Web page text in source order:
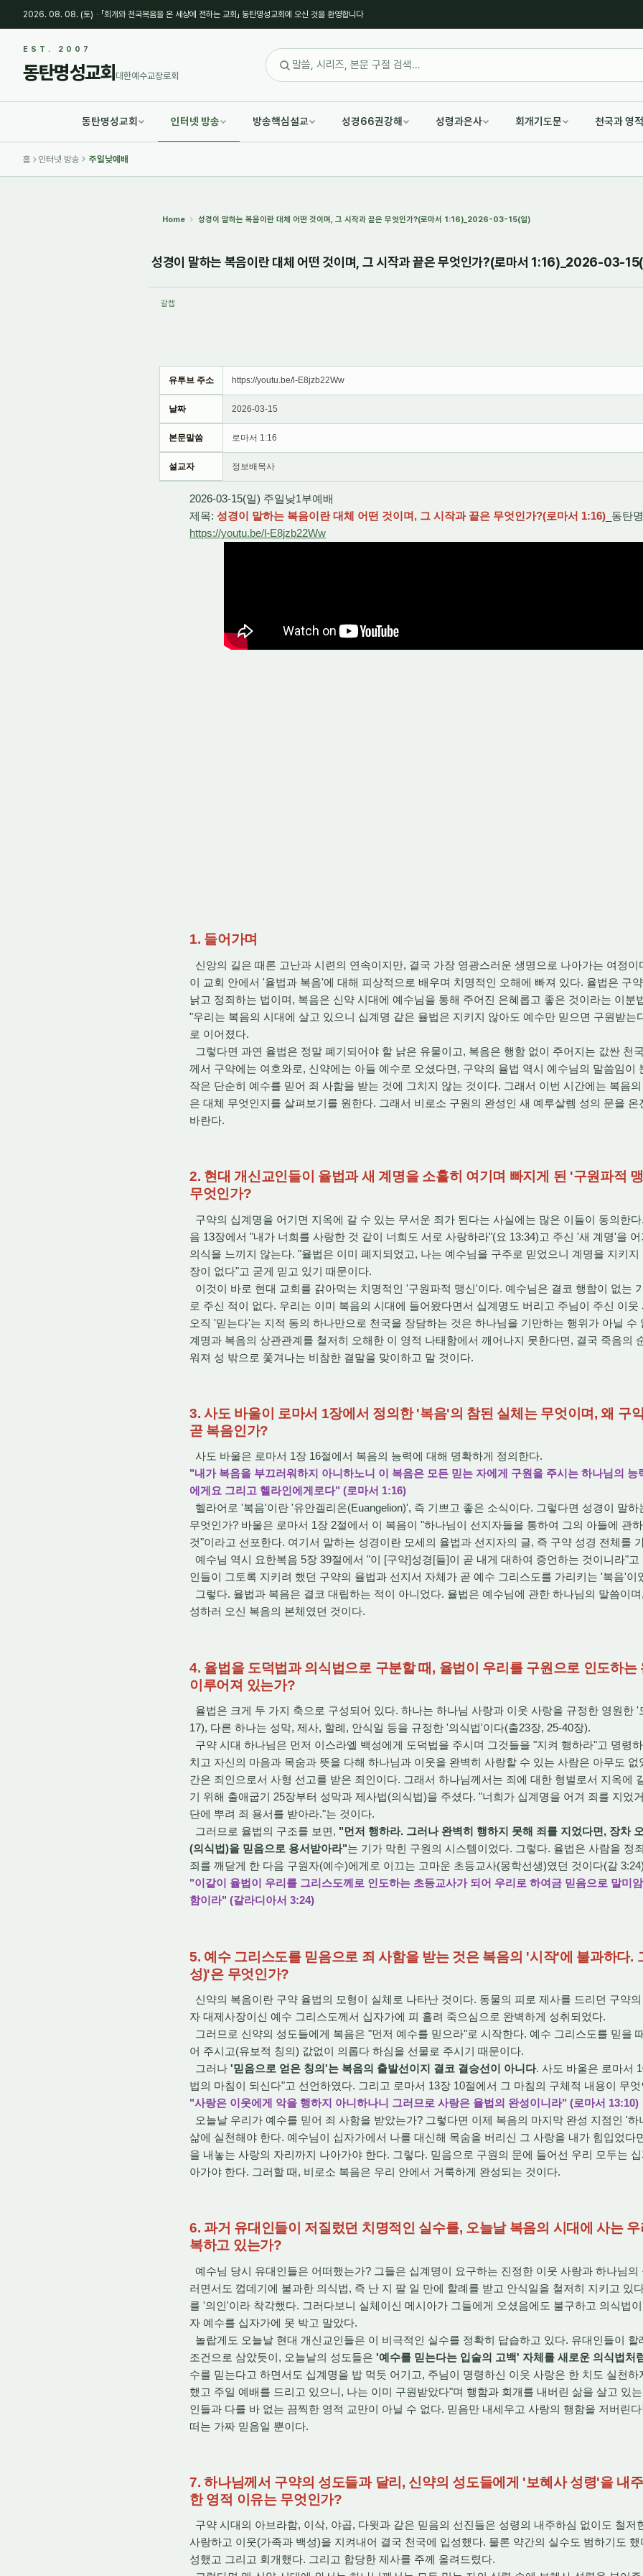
2026. 08. 08. (토) · 「회개와 천국복음을 온 세상에 전하는 교회」 동탄명성교회에 오신 것을 환영합니다
EST. 2007
동탄명성교회 대한예수교장로회
동탄명성교회 인터넷 방송 방송핵심설교 성경66권강해 성령과은사 회개기도문 천국과 영
홈 인터넷 방송 주일낮예배
Home 성경이 말하는 복음이란 대체 어떤 것이며, 그 시작과 끝은 무엇인가?(로마서 1:16)_2026-03-15(일)
성경이 말하는 복음이란 대체 어떤 것이며, 그 시작과 끝은 무엇인가?(로마서 1:16)_2026-03-
갈렙
유투브 주소 https://youtu.be/l-E8jzb22Ww
날짜 2026-03-15
본문말씀 로마서 1:16
설교자 정보배목사
2026-03-15(일) 주일낮1부예배
제목: 성경이 말하는 복음이란 대체 어떤 것이며, 그 시작과 끝은 무엇인가?(로마서 1:16) _동탄
https://youtu.be/l-E8jzb22Ww
1. 들어가며
신앙의 길은 때론 고난과 시련의 연속이지만, 결국 가장 영광스러운 생명으로 나아가는 여정이
이 교회 안에서 '율법과 복음'에 대해 피상적으로 배우며 치명적인 오해에 빠져 있다. 율법은 구
낡고 정죄하는 법이며, 복음은 신약 시대에 예수님을 통해 주어진 은혜롭고 좋은 것이라는 이분
"우리는 복음의 시대에 살고 있으니 십계명 같은 율법은 지키지 않아도 예수만 믿으면 구원받는
로 이어졌다.
그렇다면 과연 율법은 정말 폐기되어야 할 낡은 유물이고, 복음은 행함 없이 주어지는 값싼 천
께서 구약에는 여호와로, 신약에는 아들 예수로 오셨다면, 구약의 율법 역시 예수님의 말씀임이
작은 단순히 예수를 믿어 죄 사함을 받는 것에 그치지 않는 것이다. 그래서 이번 시간에는 복음
은 대체 무엇인지를 살펴보기를 원한다. 그래서 비로소 구원의 완성인 새 예루살렘 성의 문을
바란다.
2. 현대 개신교인들이 율법과 새 계명을 소홀히 여기며 빠지게 된 '구원파적
무엇인가?
구약의 십계명을 어기면 지옥에 갈 수 있는 무서운 죄가 된다는 사실에는 많은 이들이 동의한
음 13장에서 "내가 너희를 사랑한 것 같이 너희도 서로 사랑하라"(요 13:34)고 주신 '새 계명'을
의식을 느끼지 않는다. "율법은 이미 폐지되었고, 나는 예수님을 구주로 믿었으니 계명을 지키
장이 없다"고 굳게 믿고 있기 때문이다.
이것이 바로 현대 교회를 갉아먹는 치명적인 '구원파적 맹신'이다. 예수님은 결코 행함이 없는
로 주신 적이 없다. 우리는 이미 복음의 시대에 들어왔다면서 십계명도 버리고 주님이 주신 이
오직 '믿는다'는 지적 동의 하나만으로 천국을 장담하는 것은 하나님을 기만하는 행위가 아닐 수
계명과 복음의 상관관계를 철저히 오해한 이 영적 나태함에서 깨어나지 못한다면, 결국 죽음의
워져 성 밖으로 쫓겨나는 비참한 결말을 맞이하고 말 것이다.
3. 사도 바울이 로마서 1장에서 정의한 '복음'의 참된 실체는 무엇이며, 왜 구
곧 복음인가?
사도 바울은 로마서 1장 16절에서 복음의 능력에 대해 명확하게 정의한다.
"내가 복음을 부끄러워하지 아니하노니 이 복음은 모든 믿는 자에게 구원을 주시는 하나님의 능
에게요 그리고 헬라인에게로다" (로마서 1:16)
헬라어로 '복음'이란 '유안겔리온(Euangelion)', 즉 기쁘고 좋은 소식이다. 그렇다면 성경이 말
무엇인가? 바울은 로마서 1장 2절에서 이 복음이 "하나님이 선지자들을 통하여 그의 아들에 관
것"이라고 선포한다. 여기서 말하는 성경이란 모세의 율법과 선지자의 글, 즉 구약 성경 전체를
예수님 역시 요한복음 5장 39절에서 "이 [구약]성경[들]이 곧 내게 대하여 증언하는 것이니라"
인들이 그토록 지키려 했던 구약의 율법과 선지서 자체가 곧 예수 그리스도를 가리키는 '복음'이
그렇다. 율법과 복음은 결코 대립하는 적이 아니었다. 율법은 예수님에 관한 하나님의 말씀이
성하러 오신 복음의 본체였던 것이다.
4. 율법을 도덕법과 의식법으로 구분할 때, 율법이 우리를 구원으로 인도하는
이루어져 있는가?
율법은 크게 두 가지 축으로 구성되어 있다. 하나는 하나님 사랑과 이웃 사랑을 규정한 영원한
17), 다른 하나는 성막, 제사, 할례, 안식일 등을 규정한 '의식법'이다(출23장, 25-40장).
구약 시대 하나님은 먼저 이스라엘 백성에게 도덕법을 주시며 그것들을 "지켜 행하라"고 명령
치고 자신의 마음과 목숨과 뜻을 다해 하나님과 이웃을 완벽히 사랑할 수 있는 사람은 아무도 없
간은 죄인으로서 사형 선고를 받은 죄인이다. 그래서 하나님께서는 죄에 대한 형벌로서 지옥에
기 위해 출애굽기 25장부터 성막과 제사법(의식법)을 주셨다. "너희가 십계명을 어겨 죄를 지었
단에 뿌려 죄 용서를 받아라."는 것이다.
그러므로 율법의 구조를 보면, "먼저 행하라. 그러나 완벽히 행하지 못해 죄를 지었다면, 장차
(의식법)을 믿음으로 용서받아라"는 기가 막힌 구원의 시스템이었다. 그렇다. 율법은 사람을 정
죄를 깨닫게 한 다음 구원자(예수)에게로 이끄는 고마운 초등교사(몽학선생)였던 것이다(갈
"이같이 율법이 우리를 그리스도께로 인도하는 초등교사가 되어 우리로 하여금 믿음으로 말미
함이라" (갈라디아서 3:24)
5. 예수 그리스도를 믿음으로 죄 사함을 받는 것은 복음의 '시작'에 불과하다.
성)'은 무엇인가?
신약의 복음이란 구약 율법의 모형이 실체로 나타난 것이다. 동물의 피로 제사를 드리던 구약
자 대제사장이신 예수 그리스도께서 십자가에 피 흘려 죽으심으로 완벽하게 성취되었다.
그러므로 신약의 성도들에게 복음은 "먼저 예수를 믿으라"로 시작한다. 예수 그리스도를 믿을
어 주시고(유보적 칭의) 값없이 의롭다 하심을 선물로 주시기 때문이다.
그러나 '믿음으로 얻은 칭의'는 복음의 출발선이지 결코 결승선이 아니다. 사도 바울은 로마서
법의 마침이 되신다"고 선언하였다. 그리고 로마서 13장 10절에서 그 마침의 구체적 내용이 무
"사랑은 이웃에게 악을 행하지 아니하나니 그러므로 사랑은 율법의 완성이니라" (로마서 13:10)
오늘날 우리가 예수를 믿어 죄 사함을 받았는가? 그렇다면 이제 복음의 마지막 완성 지점인 '하
삶에 실천해야 한다. 예수님이 십자가에서 나를 대신해 목숨을 버리신 그 사랑을 내가 힘입었다
을 내놓는 사랑의 자리까지 나아가야 한다. 그렇다. 믿음으로 구원의 문에 들어선 우리 모두는
아가야 한다. 그러할 때, 비로소 복음은 우리 안에서 거룩하게 완성되는 것이다.
6. 과거 유대인들이 저질렀던 치명적인 실수를, 오늘날 복음의 시대에 사는
복하고 있는가?
예수님 당시 유대인들은 어떠했는가? 그들은 십계명이 요구하는 진정한 이웃 사랑과 하나님의
러면서도 껍데기에 불과한 의식법, 즉 난 지 팔 일 만에 할례를 받고 안식일을 철저히 지키고 있
를 '의인'이라 착각했다. 그러다보니 실체이신 메시아가 그들에게 오셨음에도 불구하고 의식법
자 예수를 십자가에 못 박고 말았다.
놀랍게도 오늘날 현대 개신교인들은 이 비극적인 실수를 정확히 답습하고 있다. 유대인들이 할
조건으로 삼았듯이, 오늘날의 성도들은 '예수를 믿는다는 입술의 고백' 자체를 새로운 의식법처
수를 믿는다고 하면서도 십계명을 밥 먹듯 어기고, 주님이 명령하신 이웃 사랑은 한 치도 실천하
했고 주일 예배를 드리고 있으니, 나는 이미 구원받았다"며 행함과 회개를 내버린 삶을 살고 있
인들과 다를 바 없는 끔찍한 영적 교만이 아닐 수 없다. 믿음만 내세우고 사랑의 행함을 저버린
떠는 가짜 믿음일 뿐이다.
7. 하나님께서 구약의 성도들과 달리, 신약의 성도들에게 '보혜사 성령'을 내
한 영적 이유는 무엇인가?
구약 시대의 아브라함, 이삭, 야곱, 다윗과 같은 믿음의 선진들은 성령의 내주하심 없이도 철저
사랑하고 이웃(가족과 백성)을 지켜내어 결국 천국에 입성했다. 물론 약간의 실수도 범하기도
성했고 그리고 회개했다. 그리고 합당한 제사를 주께 올려드렸다.
Sketchbook5, 스케치북5
Sketchbook5, 스케치북5
Sketchbook5, 스케치북5
Sketchbook5, 스케치북5